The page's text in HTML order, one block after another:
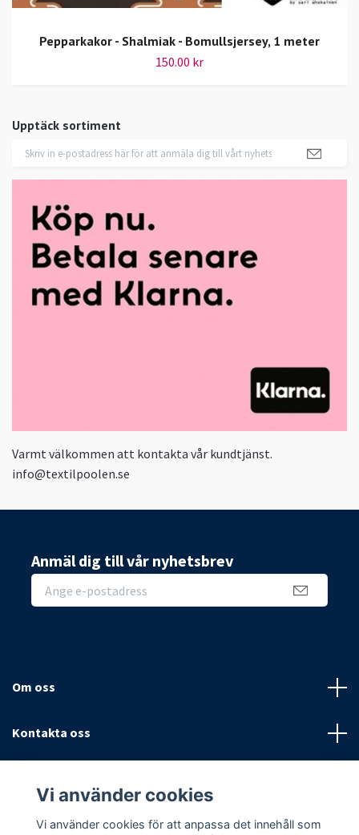
Upptäck sortiment
Varmt välkommen att kontakta vår kundtjänst.
info@textilpoolen.se
Pepparkakor - Shalmiak - Bomullsjersey, 1 meter
150.00 kr
Anmäl dig till vår nyhetsbrev
Om oss
Kontakta oss
Sociala medier
Vi använder cookies
Vi använder cookies för att anpassa det innehåll som